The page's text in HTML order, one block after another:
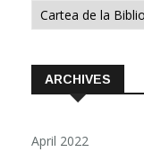
Categorii
ARCHIVES
April 2022